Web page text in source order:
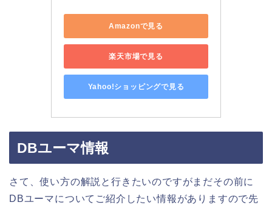
Amazonで見る
楽天市場で見る
Yahoo!ショッピングで見る
DBユーマ情報
さて、使い方の解説と行きたいのですがまだその前に
DBユーマについてご紹介したい情報がありますので先